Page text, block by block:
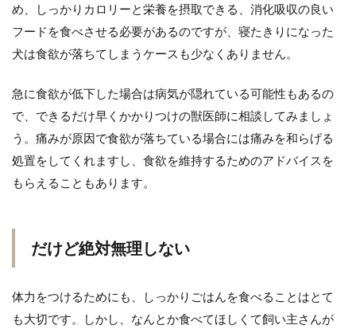
め、しっかりカロリーと栄養を摂取できる、消化吸収の良い
フードを食べさせる必要があるのですが、寝たきりになった
犬は食欲が落ちてしまうケースも少なくありません。
急に食欲が低下した場合は病気が隠れている可能性もあるの
で、できるだけ早くかかりつけの獣医師に相談してみましょ
う。痛みが原因で食欲が落ちている場合には痛みを和らげる
処置をしてくれますし、食欲を維持するためのアドバイスを
もらえることもあります。
だけど絶対無理しない
体力をつけるためにも、しっかりごはんを食べることはとて
も大切です。しかし、なんとか食べてほしくて飼い主さんが